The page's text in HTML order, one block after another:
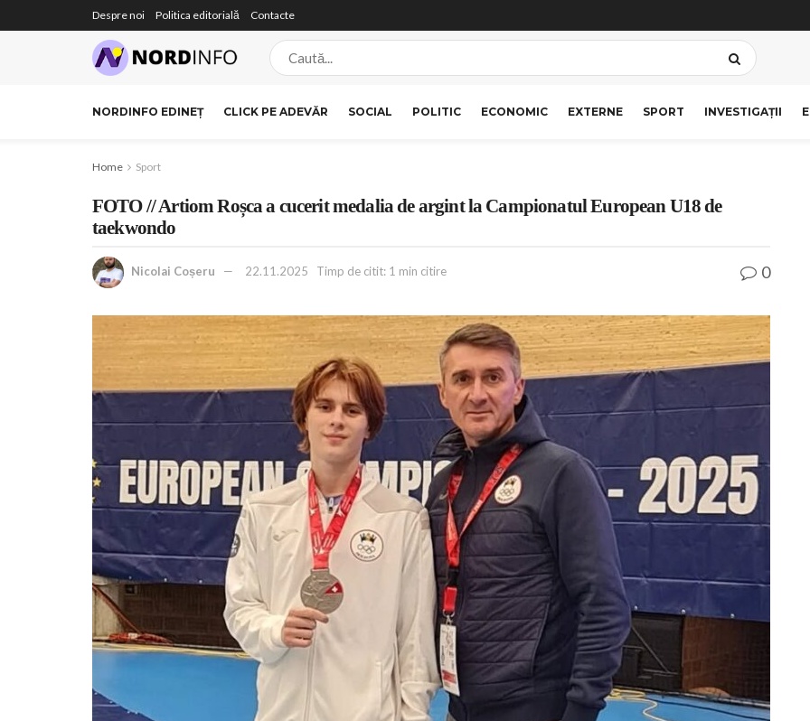
Despre noi Politica editorială Contacte
NORDINFO EDINEȚ CLICK PE ADEVĂR SOCIAL POLITIC ECONOMIC EXTERNE SPORT INVESTIGAȚII
Home Sport
FOTO // Artiom Roșca a cucerit medalia de argint la Campionatul European U18 de
taekwondo
Nicolai Coșeru 22.11.2025 Timp de citit: 1 min citire 0